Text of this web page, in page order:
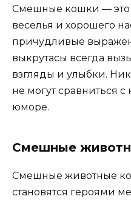
Смешные кошки — это
веселья и хорошего
причудливые
выкрутасы всегда
взгляды и улыбки.
не могут сравниться
юморе.
Смешные
Смешные животные
становятся героями